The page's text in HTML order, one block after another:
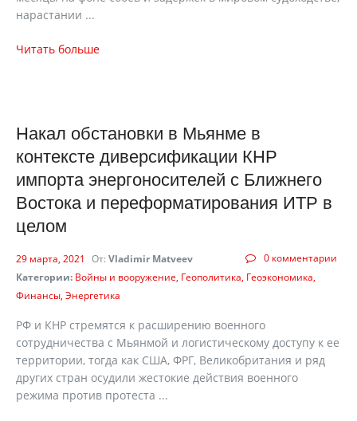
нарастании ...
Читать больше
Накал обстановки в Мьянме в
контексте диверсификации КНР
импорта энергоносителей с Ближнего
Востока и переформатирования ИТР в
целом
0 комментарии
29 марта, 2021 От: Vladimir Matveev
Категории: Войны и вооружение Геополитика Геоэкономика
Финансы Энергетика
РФ и КНР стремятся к расширению военного
сотрудничества с Мьянмой и логистическому доступу к ее
территории, тогда как США, ФРГ, Великобритания и ряд
других стран осудили жестокие действия военного
режима против протеста ...